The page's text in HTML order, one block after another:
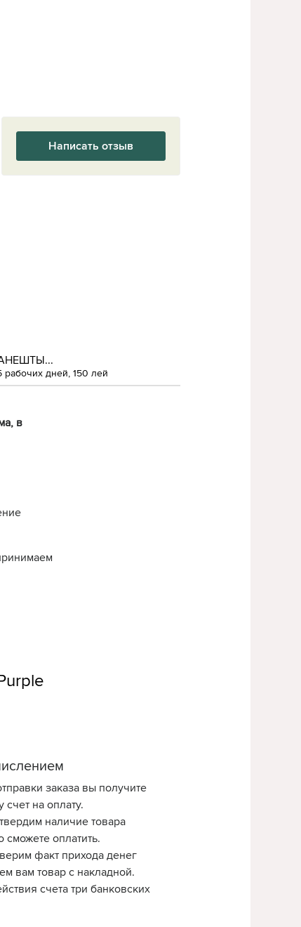
Написать отзыв
дней, 150 лей
в
заказа вы получите
счет на оплату.
наличие товара
сможете оплатить.
факт прихода денег
вам товар с накладной.
счета три банковских